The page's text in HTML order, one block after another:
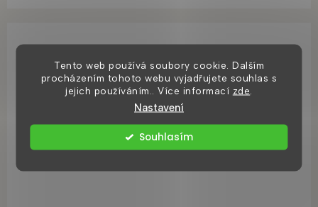
Tento web používá soubory cookie. Dalším
procházením tohoto webu vyjadřujete souhlas s
jejich používáním.. Více informací zde
Nastavení
Souhlasím